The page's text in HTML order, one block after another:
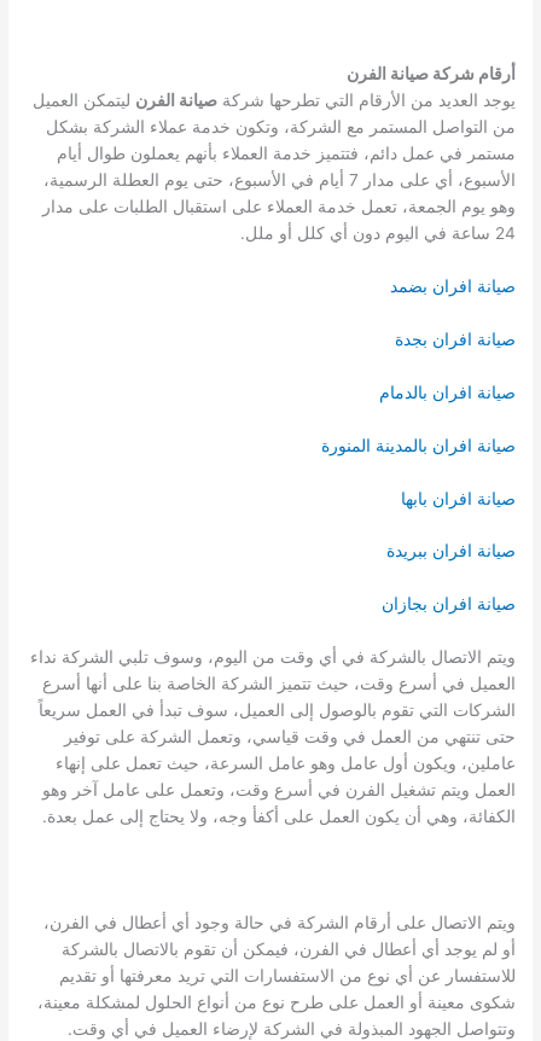
أرقام شركة صيانة الفرن
يوجد العديد من الأرقام التي تطرحها شركةصيانة الفرن ليتمكن العميل
من التواصل المستمر مع الشركة، وتكون خدمة عملاء الشركة بشكل
مستمر في عمل دائم، فتتميز خدمة العملاء بأنهم يعملون طوال أيام
الأسبوع، أي على مدار 7 أيام في الأسبوع، حتى يوم العطلة الرسمية،
وهو يوم الجمعة، تعمل خدمة العملاء على استقبال الطلبات على مدار
24 ساعة في اليوم دون أي كلل أو ملل.
صيانة افران بضمد
صيانة افران بجدة
صيانة افران بالدمام
صيانة افران بالمدينة المنورة
صيانة افران بابها
صيانة افران ببريدة
صيانة افران بجازان
ويتم الاتصال بالشركة في أي وقت من اليوم، وسوف تلبي الشركة نداء
العميل في أسرع وقت، حيث تتميز الشركة الخاصة بنا على أنها أسرع
الشركات التي تقوم بالوصول إلى العميل، سوف تبدأ في العمل سريعاً
حتى تنتهي من العمل في وقت قياسي، وتعمل الشركة على توفير
عاملين، ويكون أول عامل وهو عامل السرعة، حيث تعمل على إنهاء
العمل ويتم تشغيل الفرن في أسرع وقت، وتعمل على عامل آخر وهو
الكفائة، وهي أن يكون العمل على أكفأ وجه، ولا يحتاج إلى عمل بعدة.
ويتم الاتصال على أرقام الشركة في حالة وجود أي أعطال في الفرن،
أو لم يوجد أي أعطال في الفرن، فيمكن أن تقوم بالاتصال بالشركة
للاستفسار عن أي نوع من الاستفسارات التي تريد معرفتها أو تقديم
شكوى معينة أو العمل على طرح نوع من أنواع الحلول لمشكلة معينة،
وتتواصل الجهود المبذولة في الشركة لإرضاء العميل في أي وقت.